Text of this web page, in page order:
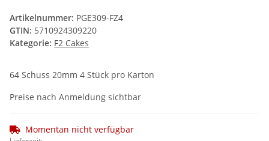
Artikelnummer: PGE309-FZ4
GTIN: 5710924309220
Kategorie: F2 Cakes
64 Schuss 20mm 4 Stück pro Karton
Preise nach Anmeldung sichtbar
Momentan nicht verfügbar